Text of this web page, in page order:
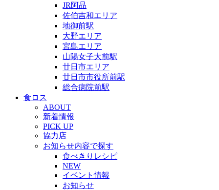
JR阿品
佐伯吉和エリア
地御前駅
大野エリア
宮島エリア
山陽女子大前駅
廿日市エリア
廿日市市役所前駅
総合病院前駅
食ロス
ABOUT
新着情報
PICK UP
協力店
お知らせ内容で探す
食べきりレシピ
NEW
イベント情報
お知らせ